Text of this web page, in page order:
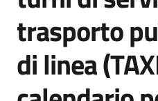
trasporto
di linea